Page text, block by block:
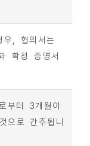
, 협의서는
확정 증명서
부터 3개월이
으로 간주됩니